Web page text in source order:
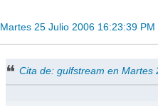
Martes 25 Julio 2006 16:23:39 PM
Cita de: gulfstream en Martes